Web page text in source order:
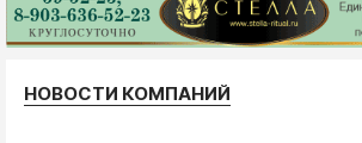
НОВОСТИ КОМПАНИЙ